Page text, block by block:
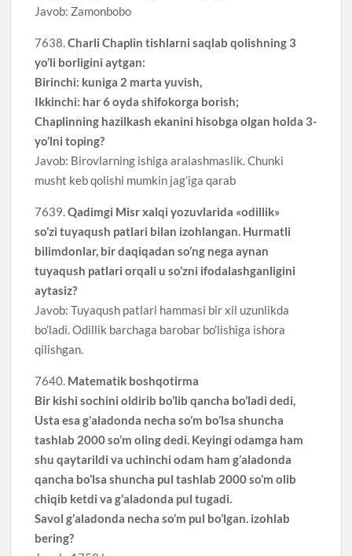
Javob: Zamonbobo
7638.Charli Chaplin tishlarni saqlab qolishning 3
yo’li borligini aytgan:
Birinchi: kuniga 2 marta yuvish,
Ikkinchi: har 6 oyda shifokorga borish;
Chaplinning hazilkash ekanini hisobga olgan holda 3-
yo’lni toping?
Javob: Birovlarning ishiga aralashmaslik. Chunki
musht keb qolishi mumkin jag’iga qarab
7639.Qadimgi Misr xalqi yozuvlarida «odillik»
so’zi tuyaqush patlari bilan izohlangan. Hurmatli
bilimdonlar, bir daqiqadan so’ng nega aynan
tuyaqush patlari orqali u so’zni ifodalashganligini
aytasiz?
Javob: Tuyaqush patlari hammasi bir xil uzunlikda
bo’ladi. Odillik barchaga barobar bo’lishiga ishora
qilishgan.
7640. Matematik boshqotirma
Bir kishi sochini oldirib bo’lib qancha bo’ladi dedi,
Usta esa g’aladonda necha so’m bo’lsa shuncha
tashlab 2000 so’m oling dedi. Keyingi odamga ham
shu qaytarildi va uchinchi odam ham g’aladonda
qancha bo’lsa shuncha pul tashlab 2000 so’m olib
chiqib ketdi va g’aladonda pul tugadi.
Savol g’aladonda necha so’m pul bo’lgan. izohlab
bering?